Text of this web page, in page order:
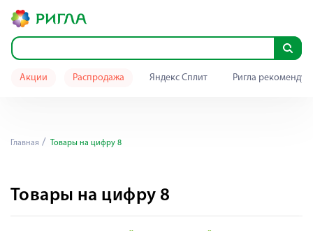
Акции Распродажа Яндекс Сплит Ригла
Главная Товары на цифру 8
Товары на цифру 8